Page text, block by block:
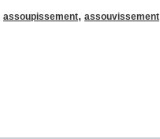
assoupissement, assouvissement